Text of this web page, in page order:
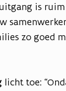
is
zo goed
licht toe: